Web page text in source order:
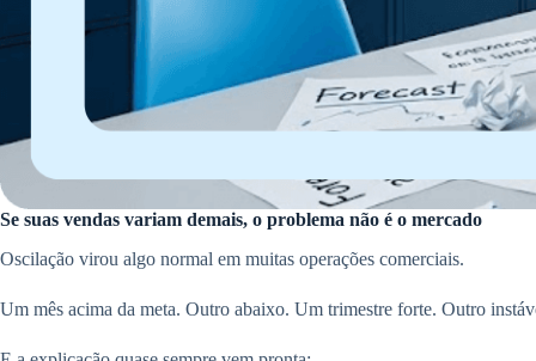
Se suas vendas variam demais, o problema não é o mercado
Oscilação virou algo normal em muitas operações comerciais.
Um mês acima da meta. Outro abaixo. Um trimestre forte. Outro